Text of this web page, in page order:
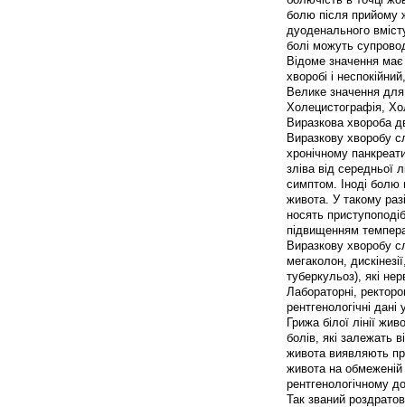
болю після прийому
дуоденального
болі можуть
Відоме значення
хворобі і
Велике значення
Холецистографія,
Виразкова хвороба
Виразкову хворобу
хронічному
зліва від середньої
симптом. Іноді болю
живота. У такому
носять
підвищенням
Виразкову хворобу
мегаколон,
туберкульоз), які
Лабораторні,
рентгенологічні
Грижа білої лінії
болів, які залежать
живота виявляють
живота на
рентгенологічному
Так званий